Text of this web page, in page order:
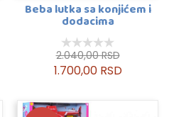
Beba lutka sa konjićem i
dodacima
2.040,00 RSD
1.700,00 RSD